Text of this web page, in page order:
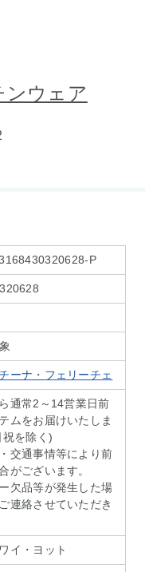
ンウェア
P
ーナ・フェリーチェ
通常2～14営業日前
ムをお届けいたしま
を除く)
交通事情等により前
がございます。
欠品等が発生した場
連絡させていただき
イ・ヨット